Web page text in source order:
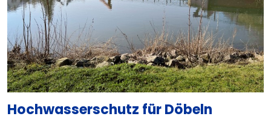
Hochwasserschutz für Döbeln